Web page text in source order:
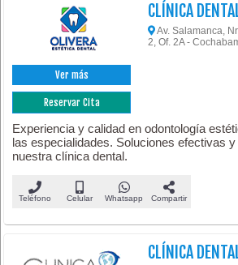
Ver más
Reservar Cita
CLÍNICA
Av. Salamanca,
2, Of. 2A -
Experiencia y calidad en odontología
las especialidades. Soluciones efectivas
nuestra clínica dental.
Teléfono Celular Whatsapp Compartir
CLÍNICA